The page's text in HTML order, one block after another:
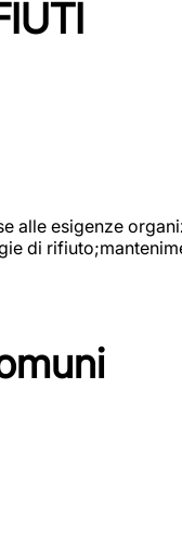
alle esigenze
di